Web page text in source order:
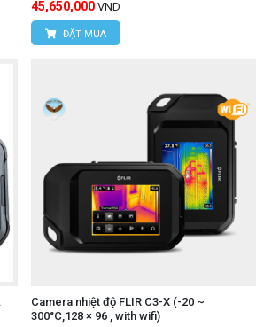
điện, thiết bị cơ khí, thiết bị sưởi,
45,650,000 VND
ĐẶT MUA
Camera nhiệt độ FLIR C3-X (-20 ~
300°C,128 × 96 , with wifi)